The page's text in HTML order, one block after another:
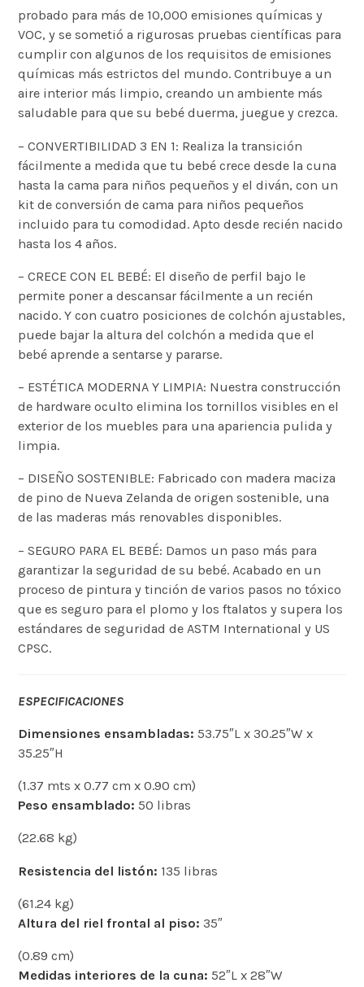
probado para más de 10,000 emisiones químicas y
VOC, y se sometió a rigurosas pruebas científicas para
cumplir con algunos de los requisitos de emisiones
químicas más estrictos del mundo. Contribuye a un
aire interior más limpio, creando un ambiente más
saludable para que su bebé duerma, juegue y crezca.
– CONVERTIBILIDAD 3 EN 1: Realiza la transición
fácilmente a medida que tu bebé crece desde la cuna
hasta la cama para niños pequeños y el diván, con un
kit de conversión de cama para niños pequeños
incluido para tu comodidad. Apto desde recién nacido
hasta los 4 años.
– CRECE CON EL BEBÉ: El diseño de perfil bajo le
permite poner a descansar fácilmente a un recién
nacido. Y con cuatro posiciones de colchón ajustables,
puede bajar la altura del colchón a medida que el
bebé aprende a sentarse y pararse.
– ESTÉTICA MODERNA Y LIMPIA: Nuestra construcción
de hardware oculto elimina los tornillos visibles en el
exterior de los muebles para una apariencia pulida y
limpia.
– DISEÑO SOSTENIBLE: Fabricado con madera maciza
de pino de Nueva Zelanda de origen sostenible, una
de las maderas más renovables disponibles.
– SEGURO PARA EL BEBÉ: Damos un paso más para
garantizar la seguridad de su bebé. Acabado en un
proceso de pintura y tinción de varios pasos no tóxico
que es seguro para el plomo y los ftalatos y supera los
estándares de seguridad de ASTM International y US
CPSC.
ESPECIFICACIONES
Dimensiones ensambladas: 53.75″L x 30.25″W x
35.25″H
(1.37 mts x 0.77 cm x 0.90 cm)
Peso ensamblado: 50 libras
(22.68 kg)
Resistencia del listón: 135 libras
(61.24 kg)
Altura del riel frontal al piso: 35″
(0.89 cm)
Medidas interiores de la cuna: 52″L x 28″W